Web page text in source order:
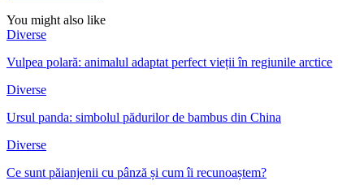
You might also like
Diverse
Vulpea polară: animalul adaptat perfect vieții în regiunile arctice
Diverse
Ursul panda: simbolul pădurilor de bambus din China
Diverse
Ce sunt păianjenii cu pânză și cum îi recunoaștem?